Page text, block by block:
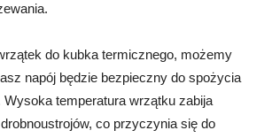
do kubka termicznego, możemy
napój będzie bezpieczny do spożycia
Wysoka temperatura wrzątku zabija
co przyczynia się do